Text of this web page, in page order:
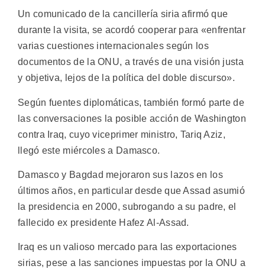
Un comunicado de la cancillería siria afirmó que
durante la visita, se acordó cooperar para «enfrentar
varias cuestiones internacionales según los
documentos de la ONU, a través de una visión justa
y objetiva, lejos de la política del doble discurso».
Según fuentes diplomáticas, también formó parte de
las conversaciones la posible acción de Washington
contra Iraq, cuyo viceprimer ministro, Tariq Aziz,
llegó este miércoles a Damasco.
Damasco y Bagdad mejoraron sus lazos en los
últimos años, en particular desde que Assad asumió
la presidencia en 2000, subrogando a su padre, el
fallecido ex presidente Hafez Al-Assad.
Iraq es un valioso mercado para las exportaciones
sirias, pese a las sanciones impuestas por la ONU a